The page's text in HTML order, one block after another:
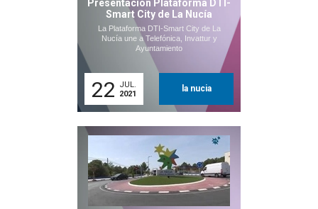
Presentación Plataforma DTI-
Smart City de La Nucía
La Plataforma DTI-Smart City de La
Nucía une a Telefónica, Invattur y
Ayuntamiento
22
JUL.
2021
la nucia